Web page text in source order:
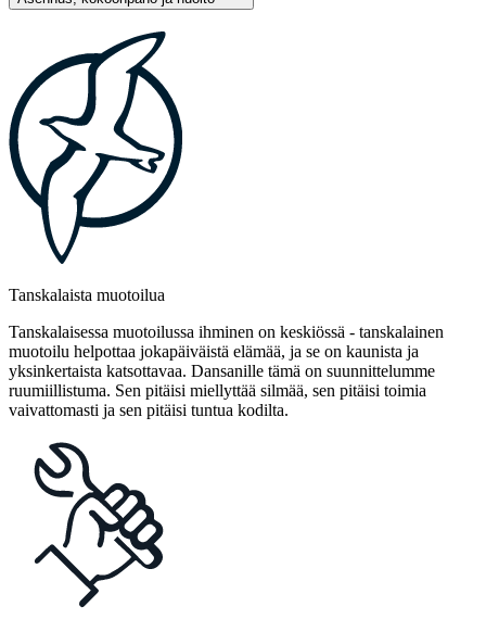
Tanskalaista muotoilua
Tanskalaisessa muotoilussa ihminen on keskiössä - tanskalainen
muotoilu helpottaa jokapäiväistä elämää, ja se on kaunista ja
yksinkertaista katsottavaa. Dansanille tämä on suunnittelumme
ruumiillistuma. Sen pitäisi miellyttää silmää, sen pitäisi toimia
vaivattomasti ja sen pitäisi tuntua kodilta.